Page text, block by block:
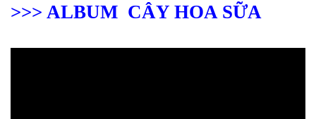
>>> ALBUM CÂY HOA SỮA